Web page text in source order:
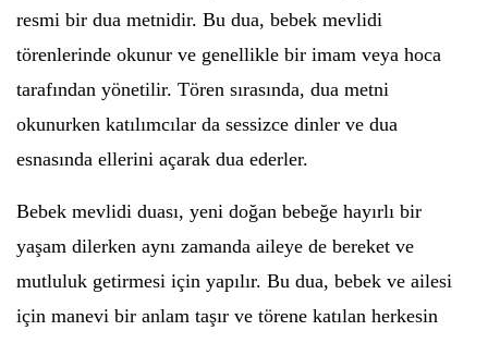
resmi bir dua metnidir. Bu dua, bebek mevlidi
törenlerinde okunur ve genellikle bir imam veya hoca
tarafından yönetilir. Tören sırasında, dua metni
okunurken katılımcılar da sessizce dinler ve dua
esnasında ellerini açarak dua ederler.
Bebek mevlidi duası, yeni doğan bebeğe hayırlı bir
yaşam dilerken aynı zamanda aileye de bereket ve
mutluluk getirmesi için yapılır. Bu dua, bebek ve ailesi
için manevi bir anlam taşır ve törene katılan herkesin